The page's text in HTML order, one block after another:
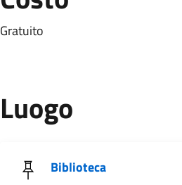
Gratuito
Luogo
Biblioteca